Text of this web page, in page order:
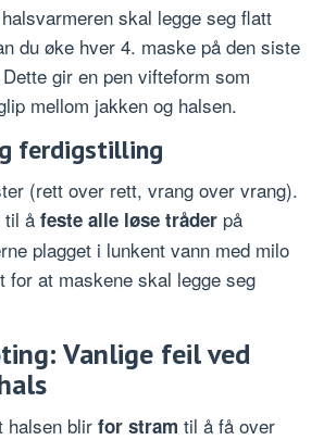
skal legge seg flatt
du øke hver 4. maske på den siste
gir en pen vifteform som
mellom jakken og halsen.
ferdigstilling
(rett over rett, vrang over vrang).
til å feste alle løse tråder på
plagget i lunkent vann med milo
for at maskene skal legge seg
Vanlige feil ved
halsen blir for stram til å få over